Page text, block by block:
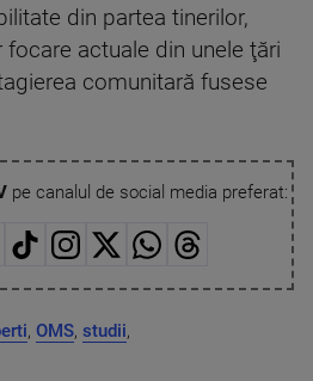
din partea tinerilor,
actuale din unele ţări
comunitară fusese
pe canalul de social media preferat:
, OMS, studii,